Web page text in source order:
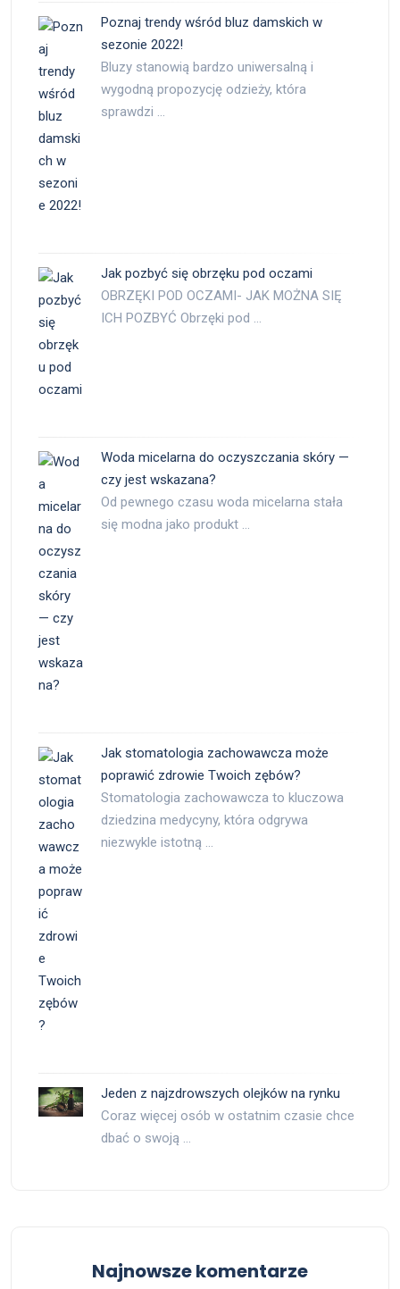
Poznaj trendy wśród bluz damskich w
sezonie 2022!
Bluzy stanowią bardzo uniwersalną i
wygodną propozycję odzieży, która
sprawdzi …
Jak pozbyć się obrzęku pod oczami
OBRZĘKI POD OCZAMI- JAK MOŻNA SIĘ
ICH POZBYĆ Obrzęki pod …
Woda micelarna do oczyszczania skóry —
czy jest wskazana?
Od pewnego czasu woda micelarna stała
się modna jako produkt …
Jak stomatologia zachowawcza może
poprawić zdrowie Twoich zębów?
Stomatologia zachowawcza to kluczowa
dziedzina medycyny, która odgrywa
niezwykle istotną …
Jeden z najzdrowszych olejków na rynku
Coraz więcej osób w ostatnim czasie chce
dbać o swoją …
Najnowsze komentarze